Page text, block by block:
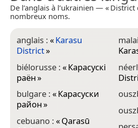
De l’anglais à l’ukrainien — «
nombreux noms.
anglais :«Karasu
District»
biélorusse :«Карасускі
раён»
bulgare :«Карасуски
район»
cebuano :«Qarasū